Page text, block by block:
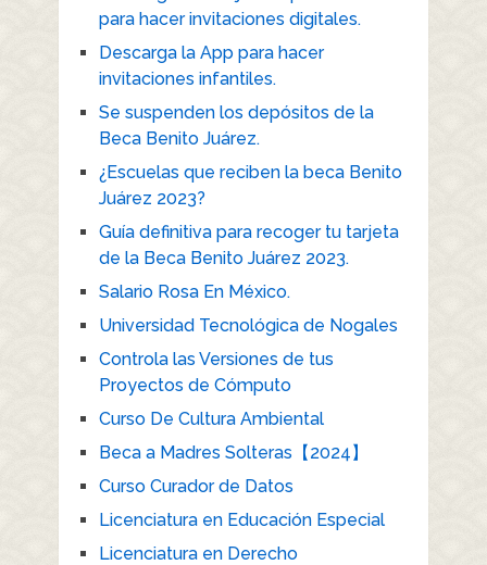
para hacer invitaciones digitales.
Descarga la App para hacer
invitaciones infantiles.
Se suspenden los depósitos de la
Beca Benito Juárez.
¿Escuelas que reciben la beca Benito
Juárez 2023?
Guía definitiva para recoger tu tarjeta
de la Beca Benito Juárez 2023.
Salario Rosa En México.
Universidad Tecnológica de Nogales
Controla las Versiones de tus
Proyectos de Cómputo
Curso De Cultura Ambiental
Beca a Madres Solteras【2024】
Curso Curador de Datos
Licenciatura en Educación Especial
Licenciatura en Derecho